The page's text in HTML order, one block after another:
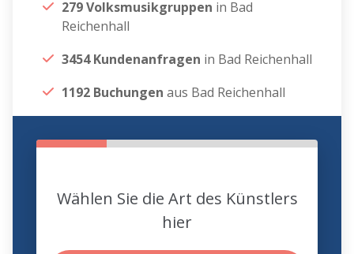
279 Volksmusikgruppen in Bad
Reichenhall
3454 Kundenanfragen in Bad Reichenhall
1192 Buchungen aus Bad Reichenhall
Wählen Sie die Art des Künstlers
hier